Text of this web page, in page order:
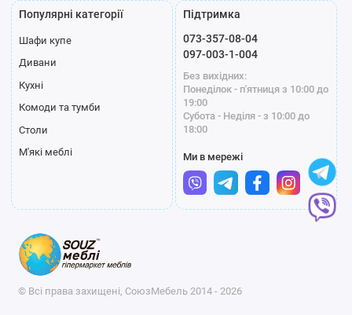
Популярні категорії
Шафи купе
Дивани
Кухні
Комоди та тумби
Столи
М'які меблі
Підтримка
073-357-08-04
097-003-1-004
Без вихідних:
Понеділок - п'ятниця з 10:00 до
19:00
Субота - Неділя - з 10:00 до
18:00
Ми в мережі
© Всі права захищені, СоюзМебель 2014 - 2026